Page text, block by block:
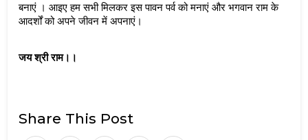
बनाएं । आइए हम सभी मिलकर इस पावन पर्व को मनाएं और भगवान राम के
आदर्शों को अपने जीवन में अपनाएं।
जय श्री राम।।
Share This Post